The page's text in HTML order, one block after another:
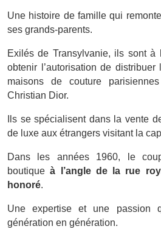
Une histoire de famille qui
ses grands-parents.
Exilés de Transylvanie, ils sont à
obtenir l’autorisation de
maisons de couture
Christian Dior.
Ils se spécialisent dans la vente
de luxe aux étrangers visitant la
Dans les années 1960, le
boutiqueà l’angle de la rue
honoré.
Une expertise et une passion
génération en génération.